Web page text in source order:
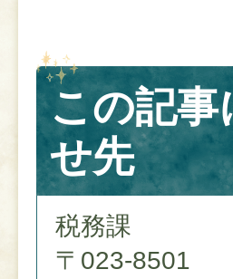
この記
せ先
税務課
〒023-8501